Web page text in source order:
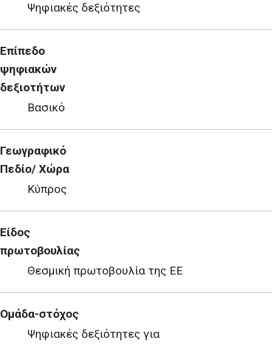
Ψηφιακές δεξιότητες
Επίπεδο
ψηφιακών
δεξιοτήτων
Βασικό
Γεωγραφικό
Πεδίο/ Χώρα
Κύπρος
Είδος
πρωτοβουλίας
Θεσμική πρωτοβουλία της ΕΕ
Ομάδα-στόχος
Ψηφιακές δεξιότητες για